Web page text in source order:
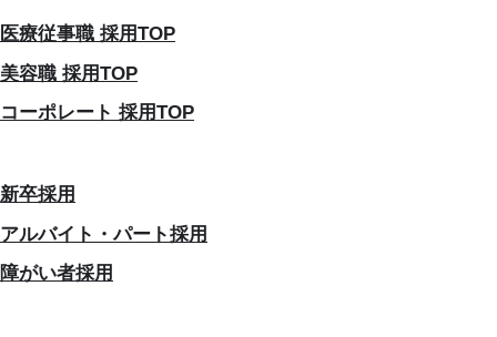
医療従事職 採用TOP
美容職 採用TOP
コーポレート 採用TOP
新卒採用
アルバイト・パート採用
障がい者採用